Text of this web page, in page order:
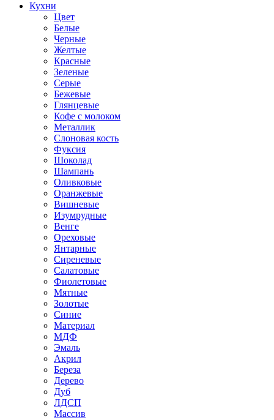
Кухни
Цвет
Белые
Черные
Желтые
Красные
Зеленые
Серые
Бежевые
Глянцевые
Кофе с молоком
Металлик
Слоновая кость
Фуксия
Шоколад
Шампань
Оливковые
Оранжевые
Вишневые
Изумрудные
Венге
Ореховые
Янтарные
Сиреневые
Салатовые
Фиолетовые
Мятные
Золотые
Синие
Материал
МДФ
Эмаль
Акрил
Береза
Дерево
Дуб
ЛДСП
Массив